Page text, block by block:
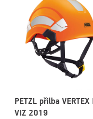
PETZL přilba VERTEX
VIZ 2019